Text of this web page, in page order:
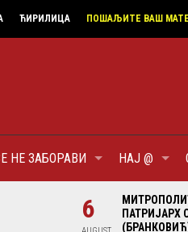
ЋИРИЛИЦА ПОШАЉИТЕ ВАШ
НЕ ЗАБОРАВИ НАЈ @
6
ПАТРИЈАРХ